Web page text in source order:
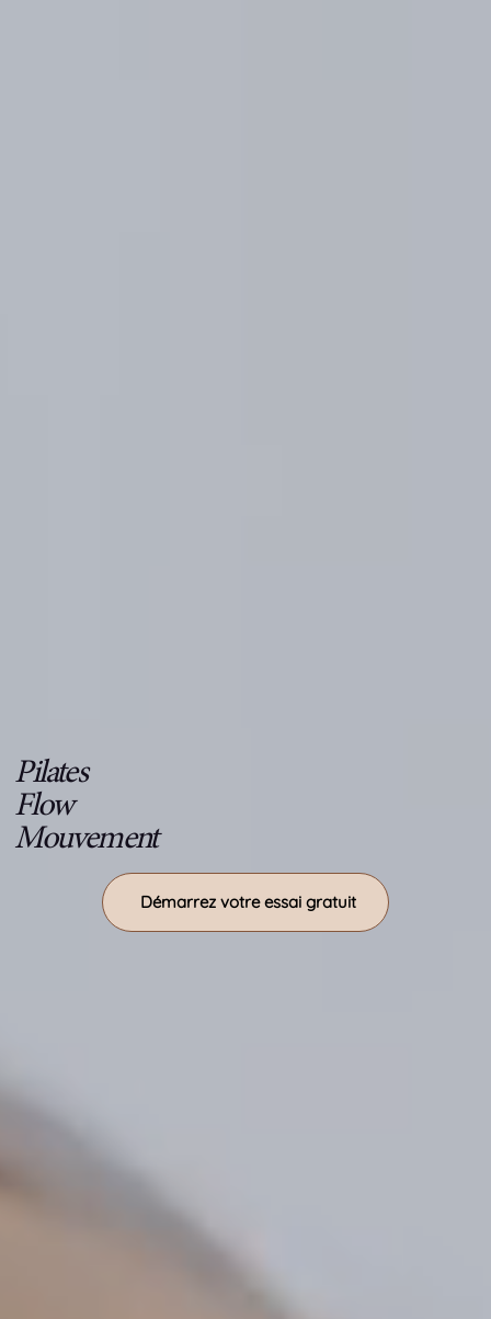
Pilates
Flow
Mouvement
Démarrez votre essai gratuit